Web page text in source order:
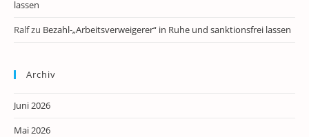
lassen
Ralfzu Bezahl-„Arbeitsverweigerer“ in Ruhe und sanktionsfrei lassen
Archiv
Juni 2026
Mai 2026